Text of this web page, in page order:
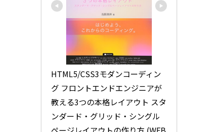
HTML5/CSS3モダンコーディン
グ フロントエンドエンジニアが
教える3つの本格レイアウト スタ
ンダード・グリッド・シングル